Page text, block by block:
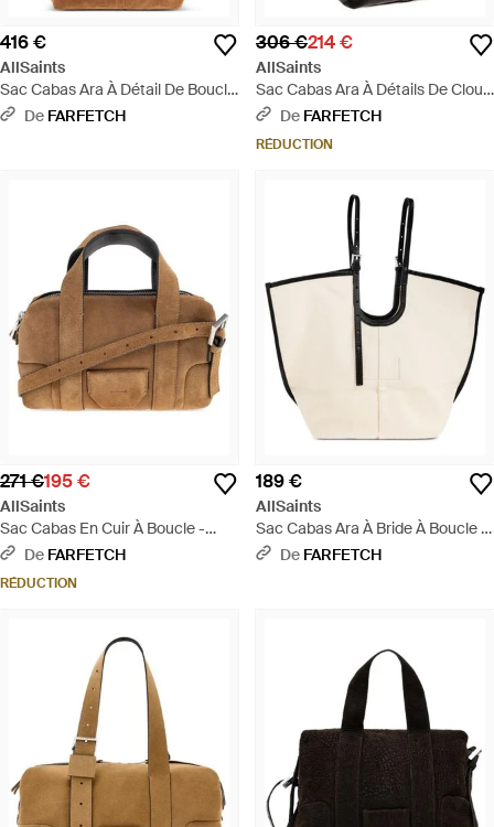
416 €
AllSaints
Sac Cabas Ara À Détail De Boucle
- Marron
De FARFETCH
306 €214 €
AllSaints
Sac Cabas Ara À Détails De Clous
- Noir
De FARFETCH
RÉDUCTION
271 €195 €
AllSaints
Sac Cabas En Cuir À Boucle -
Marron
De FARFETCH
RÉDUCTION
189 €
AllSaints
Sac Cabas Ara À Bride À Boucle -
Neutre
De FARFETCH